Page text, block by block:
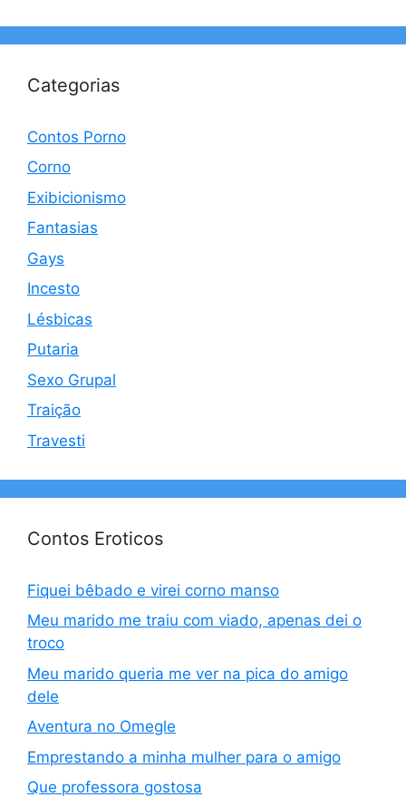
Categorias
Contos Porno
Corno
Exibicionismo
Fantasias
Gays
Incesto
Lésbicas
Putaria
Sexo Grupal
Traição
Travesti
Contos Eroticos
Fiquei bêbado e virei corno manso
Meu marido me traiu com viado, apenas dei o
troco
Meu marido queria me ver na pica do amigo
dele
Aventura no Omegle
Emprestando a minha mulher para o amigo
Que professora gostosa